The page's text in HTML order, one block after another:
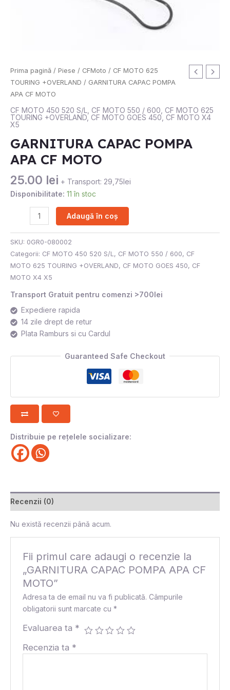
Prima pagină / Piese / CFMoto / CF MOTO 625
TOURING +OVERLAND / GARNITURA CAPAC POMPA
APA CF MOTO
CF MOTO 450 520 S/L CF MOTO 550 / 600 CF MOTO 625
TOURING +OVERLAND, CF MOTO GOES 450 CF MOTO X4
X5
GARNITURA CAPAC POMPA
APA CF MOTO
25.00 lei + Transport: 29,75lei
Disponibilitate: 11 în stoc
Cantitate
GARNITURA
CAPAC
POMPA
APA
CF
MOTO
Adaugă în coș
SKU: 0GR0-080002
Categorii: CF MOTO 450 520 S/L, CF MOTO 550 / 600, CF
MOTO 625 TOURING +OVERLAND, CF MOTO GOES 450, CF
MOTO X4 X5
Transport Gratuit pentru comenzi >700lei
Expediere rapida
14 zile drept de retur
Plata Ramburs si cu Cardul
Guaranteed Safe Checkout
Distribuie pe rețelele socializare:
Recenzii (0)
Nu există recenzii până acum.
Fii primul care adaugi o recenzie la
„GARNITURA CAPAC POMPA APA CF
MOTO”
Adresa ta de email nu va fi publicată. Câmpurile
obligatorii sunt marcate cu*
Evaluarea ta *
Recenzia ta *